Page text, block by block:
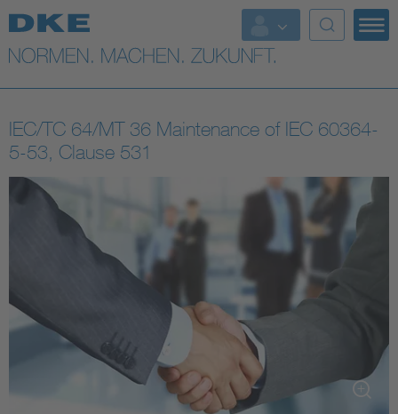
Top-Themen
VDE Fokusthemen
Digital Security
Health
Living
IEC/TC 64/MT 36 Maintenance of IEC 60364-
5-53, Clause 531